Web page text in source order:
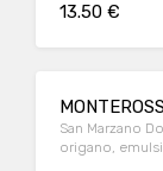
13.50 €
San Marzano
origano,